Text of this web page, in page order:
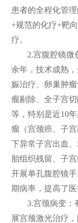
患者的全程化管
+规范的化疗+靶
疗。
2.宫腹腔镜微
余年，技术成熟
娠治疗、卵巢肿
瘤剔除、全子宫
等，特别是近10
瘤（宫颈癌、子
下异常子宫出血
胎组织残留、子
开展单孔腹腔镜
期病率，提高了医
3.宫颈病变：
展宫颈激光治疗